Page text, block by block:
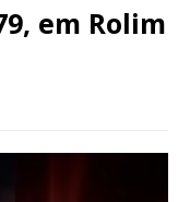
em Rolim